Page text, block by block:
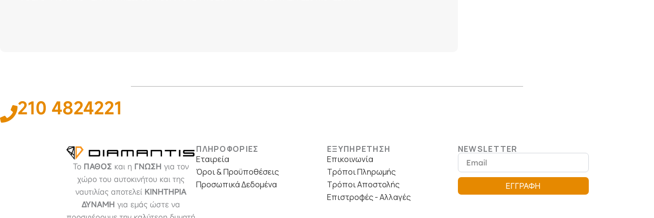
210 4824221
Το ΠΑΘΟΣ και η ΓΝΩΣΗ για τον
χώρο του αυτοκινήτου και της
ναυτιλίας αποτελεί ΚΙΝΗΤΗΡΙΑ
ΔΥΝΑΜΗ για εμάς ώστε να
ΠΛΗΡΟΦΟΡΙΕΣ
Εταιρεία
Όροι & Προϋποθέσεις
Προσωπικά Δεδομένα
ΕΞΥΠΗΡΕΤΗΣΗ
Επικοινωνία
Τρόποι Πληρωμής
Τρόποι Αποστολής
Επιστροφές - Αλλαγές
NEWSLETTER
Email
ΕΓΓΡΑΦΗ